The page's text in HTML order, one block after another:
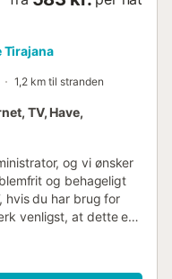
Tirajana
1,2 km til stranden
TV, Have,
og vi ønsker
og behageligt
hvis du har brug for
venligst, at dette er
med offentlig
stoppesteder